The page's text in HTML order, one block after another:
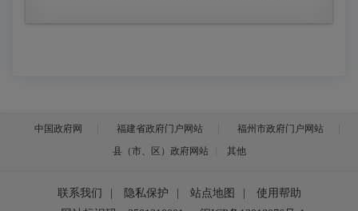
中国政府网 福建省政府门户网站
福州市政府门户网站
县（市、区）政府网站
其他
联系我们 隐私保护 站点地图
使用帮助